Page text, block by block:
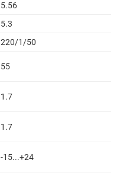
5.56
5.3
220/1/50
55
1.7
1.7
-15...+24